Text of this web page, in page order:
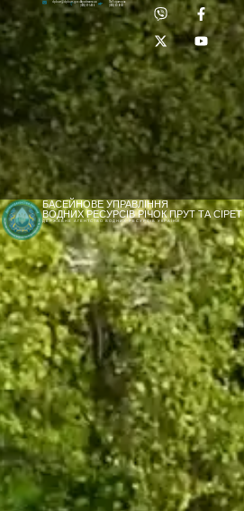
Лабораторія:
(0372) 53-92-00
dpbuvr@dpbuvr.gov.uaПриймальня:
(0372) 51-14-56
БАСЕЙНОВЕ УПРАВЛІННЯ
ВОДНИХ РЕСУРСІВ РІЧОК ПРУТ ТА СІРЕТ
ДЕРЖАВНЕ АГЕНТСТВО ВОДНИХ РЕСУРСІВ УКРАЇНИ